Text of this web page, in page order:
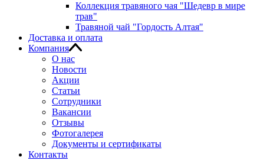
Коллекция травяного чая "Шедевр в мире
трав"
Травяной чай "Гордость Алтая"
Доставка и оплата
Компания
О нас
Новости
Акции
Статьи
Сотрудники
Вакансии
Отзывы
Фотогалерея
Документы и сертификаты
Контакты